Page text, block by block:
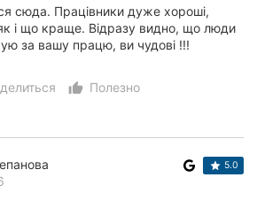
сюда. Працівники дуже хороші,
і що краще. Відразу видно, що люди
за вашу працю, ви чудові !!!
thumb_up_alt
Полезно
5.0